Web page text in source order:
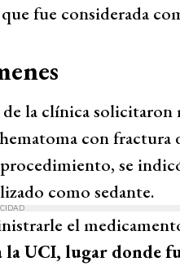
fue considerada
la clínica solicitaron
con fractura
se
como sedante.
el
la UCI, lugar donde